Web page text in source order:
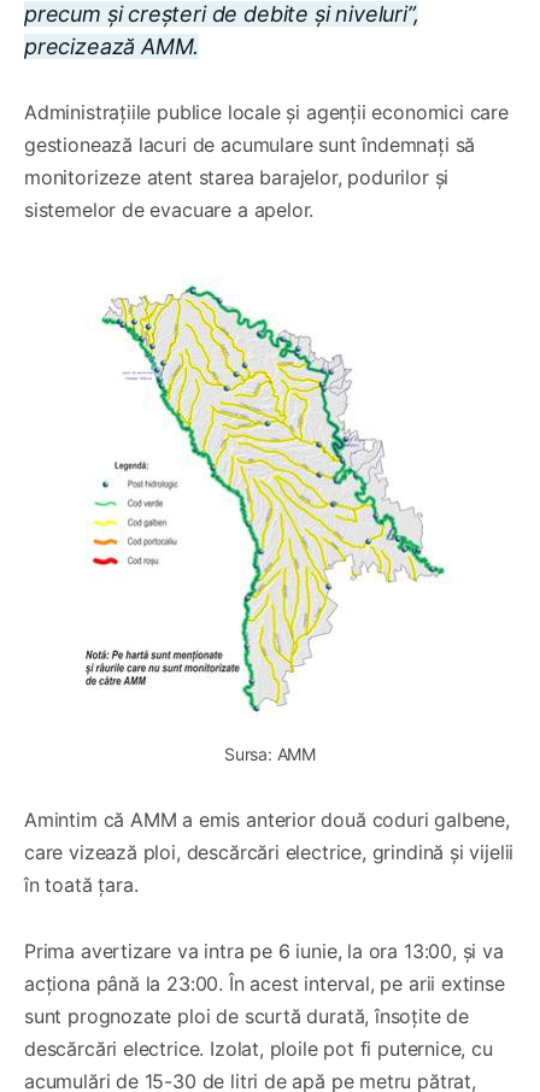
precum și creșteri de debite și niveluri”,
precizează AMM.
Administrațiile publice locale și agenții economici care
gestionează lacuri de acumulare sunt îndemnați să
monitorizeze atent starea barajelor, podurilor și
sistemelor de evacuare a apelor.
Sursa: AMM
Amintim că AMM a emis anterior două coduri galbene,
care vizează ploi, descărcări electrice, grindină și vijelii
în toată țara.
Prima avertizare va intra pe 6 iunie, la ora 13:00, și va
acționa până la 23:00. În acest interval, pe arii extinse
sunt prognozate ploi de scurtă durată, însoțite de
descărcări electrice. Izolat, ploile pot fi puternice, cu
acumulări de 15-30 de litri de apă pe metru pătrat,